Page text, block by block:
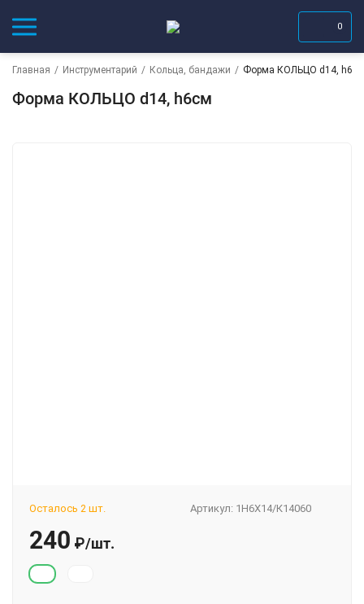
0
Главная / Инструментарий / Кольца, бандажи / Форма КОЛЬЦО d14, h6см
Форма КОЛЬЦО d14, h6см
Артикул: 1H6X14/К14060
Осталось 2 шт.
240 ₽/шт.